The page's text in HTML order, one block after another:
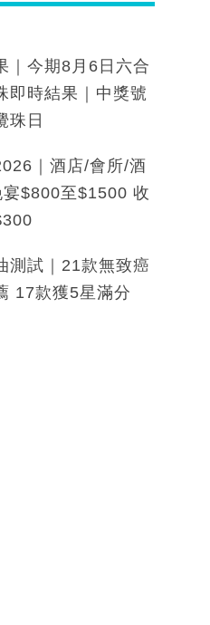
｜今期8月6日六合
即時結果｜中獎號
珠日
｜酒店/會所/酒
$800至$1500 收
測試｜21款無致癌
17款獲5星滿分